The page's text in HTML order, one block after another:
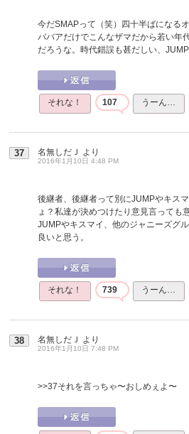
今だSMAPって（笑）四十半ばになる
ババアだけでこんなザマだから若い年
だろうな。時代錯誤も甚だしい、JUMP
それな！ 107 うーん…
37 名無しだＪ より
2016年1月10日 4:48 PM
後継者、後継者って別にJUMPやキス
ょ？私達が決めつけたり意見言っても
JUMPやキスマイ、他のジャニーズグ
良いと思う。
それな！ 739 うーん…
38 名無しだＪ より
2016年1月10日 7:48 PM
>>37それを言っちゃ〜おしめぇよ〜